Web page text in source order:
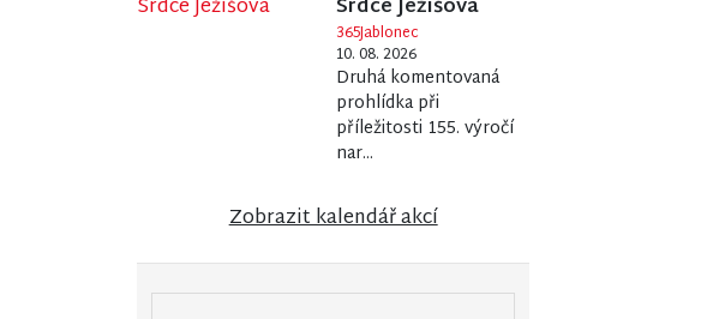
Srdce Ježíšova
365Jablonec
10. 08. 2026
Druhá komentovaná
prohlídka při
příležitosti 155. výročí
nar...
Zobrazit kalendář akcí